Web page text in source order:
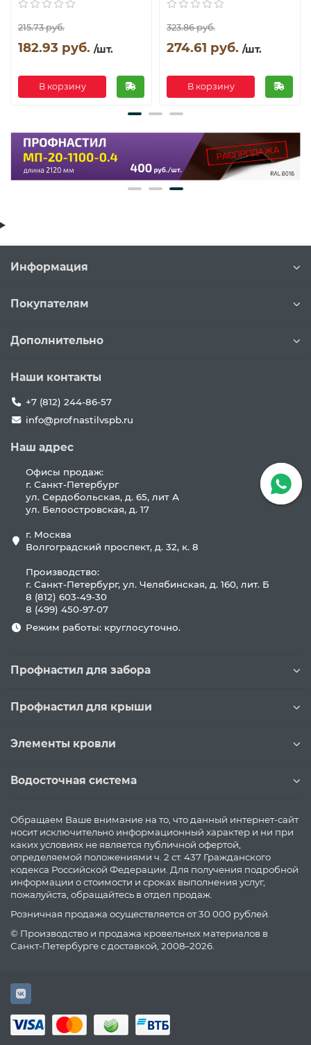
215.73 руб.
182.93 руб. /шт.
В корзину
323.86 руб.
274.61 руб. /шт.
В корзину
Информация
Покупателям
Дополнительно
Наши контакты
+7 (812) 244-86-57
info@profnastilvspb.ru
Наш адрес
Офисы продаж:
г. Санкт-Петербург
ул. Сердобольская, д. 65, лит А
ул. Белоостровская, д. 17
г. Москва
Волгоградский проспект, д. 32, к. 8
Производство:
г. Санкт-Петербург, ул. Челябинская, д. 160, лит. Б
8 (812) 603-49-30
8 (499) 450-97-07
Режим работы: круглосуточно.
Профнастил для забора
Профнастил для крыши
Элементы кровли
Водосточная система
Обращаем Ваше внимание на то, что данный интернет-сайт
носит исключительно информационный характер и ни при
каких условиях не является публичной офертой,
определяемой положениями ч. 2 ст. 437 Гражданского
кодекса Российской Федерации. Для получения подробной
информации о стоимости и сроках выполнения услуг,
пожалуйста, обращайтесь в отдел продаж.
Розничная продажа осуществляется от 30 000 рублей.
© Производство и продажа кровельных материалов в
Санкт-Петербурге с доставкой, 2008–2026.